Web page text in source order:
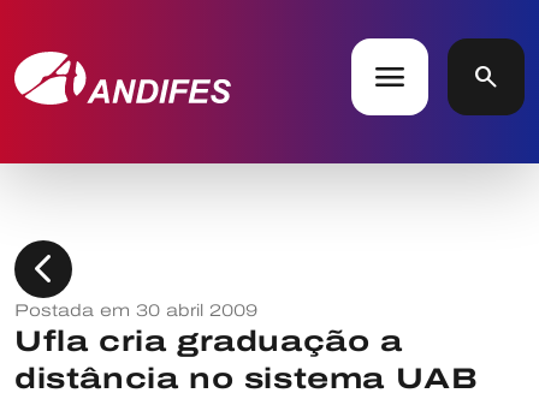
menu search
chevron_left
Postada em 30 abril 2009
Ufla cria graduação a
distância no sistema UAB